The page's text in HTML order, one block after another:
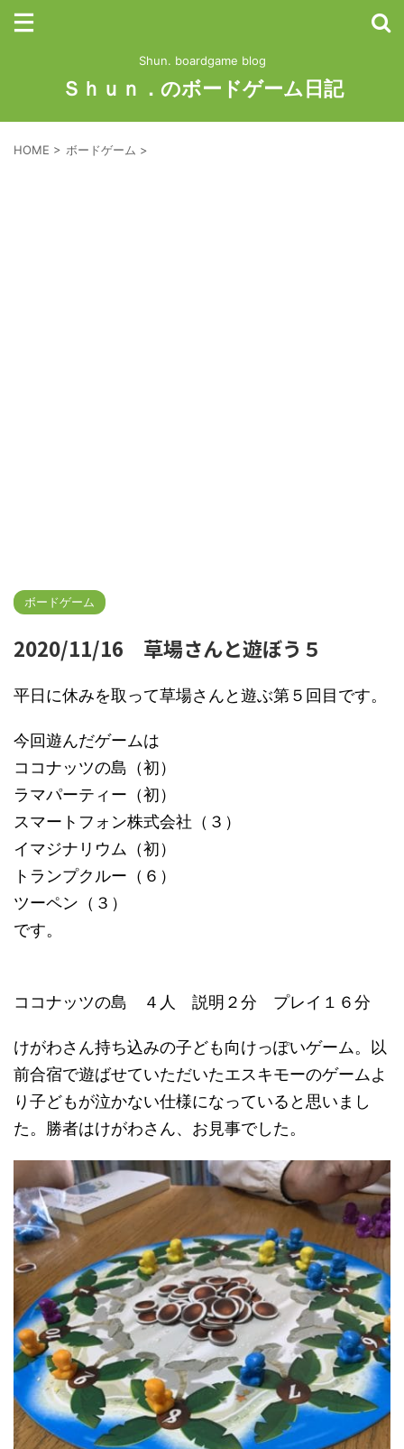
Shun. boardgame blog
Ｓｈｕｎ．のボードゲーム日記
HOME > ボードゲーム >
ボードゲーム
2020/11/16 草場さんと遊ぼう５
平日に休みを取って草場さんと遊ぶ第５回目です。
今回遊んだゲームは
ココナッツの島（初）
ラマパーティー（初）
スマートフォン株式会社（３）
イマジナリウム（初）
トランプクルー（６）
ツーペン（３）
です。
ココナッツの島 ４人 説明２分 プレイ１６分
けがわさん持ち込みの子ども向けっぽいゲーム。以
前合宿で遊ばせていただいたエスキモーのゲームよ
り子どもが泣かない仕様になっていると思いまし
た。勝者はけがわさん、お見事でした。